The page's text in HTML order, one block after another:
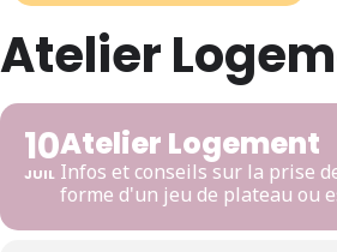
Atelier
10
JUIL
Atelier Logement
Infos et conseils sur la prise
forme d'un jeu de plateau ou